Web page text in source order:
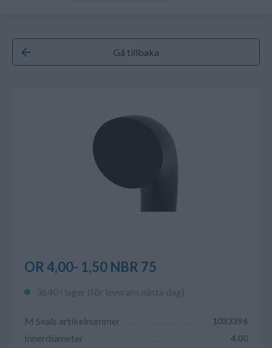
Gå tillbaka
OR 4,00- 1,50 NBR 75
3640 i lager (för leverans nästa dag)
M Seals artikelnummer 1033396
Innerdiameter 4.00